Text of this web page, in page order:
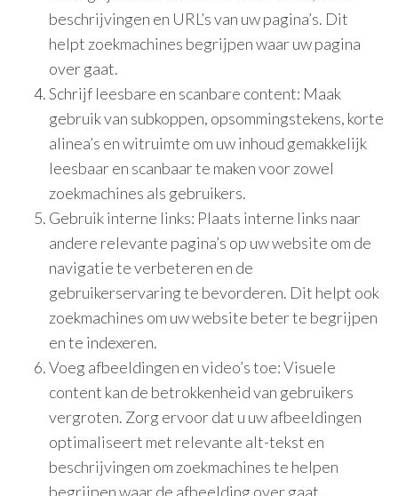
beschrijvingen en URL’s van uw pagina’s. Dit
helpt zoekmachines begrijpen waar uw pagina
over gaat.
Schrijf leesbare en scanbare content: Maak
gebruik van subkoppen, opsommingstekens, korte
alinea’s en witruimte om uw inhoud gemakkelijk
leesbaar en scanbaar te maken voor zowel
zoekmachines als gebruikers.
Gebruik interne links: Plaats interne links naar
andere relevante pagina’s op uw website om de
navigatie te verbeteren en de
gebruikerservaring te bevorderen. Dit helpt ook
zoekmachines om uw website beter te begrijpen
en te indexeren.
Voeg afbeeldingen en video’s toe: Visuele
content kan de betrokkenheid van gebruikers
vergroten. Zorg ervoor dat u uw afbeeldingen
optimaliseert met relevante alt-tekst en
beschrijvingen om zoekmachines te helpen
begrijpen waar de afbeelding over gaat.